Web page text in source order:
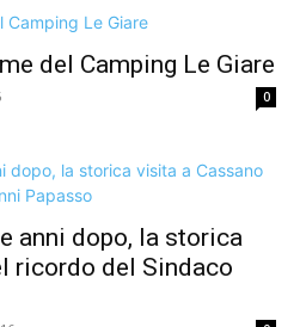
del Camping Le Giare
0
anni dopo, la storica
ricordo del Sindaco